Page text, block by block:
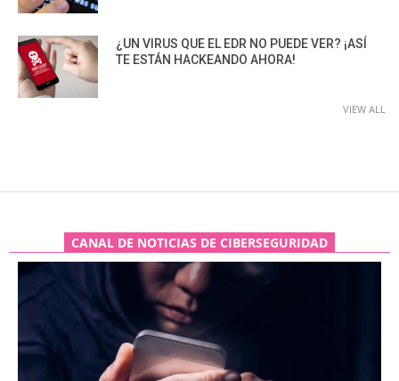
¿UN VIRUS QUE EL EDR NO PUEDE VER? ¡ASÍ
TE ESTÁN HACKEANDO AHORA!
VIEW ALL
CANAL DE NOTICIAS DE CIBERSEGURIDAD